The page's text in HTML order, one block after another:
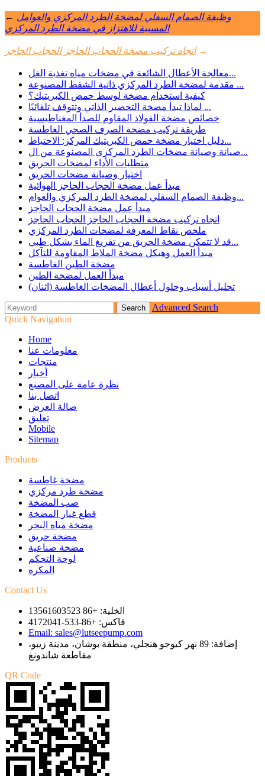
← وظيفة الصمام السفلي لمضخة الطرد المركزي والعوامل
المسببة للاهتزاز في مضخة الطرد المركزي
اتجاه تركيب مضخة الحجاب الحاجز الحجاب الحاجز →
معالجة الأعطال الشائعة في مضخات مياه تغذية الغل...
مقدمة لمضخة الطرد المركزي ذاتية الشفط المصنوعة ...
كيفية استخدام مضخة لوسط حمض الكبريتيك؟
لماذا تبدأ مضخة التحضير الذاتي وتتوقف تلقائيًا ...
خصائص مضخة الفولاذ المقاوم للصدأ المغناطيسية
طريقة تركيب مضخة الصرف الصحي الغاطسة
دليل اختيار مضخة حمض الكبريتيك المركز: الاحتياط...
صيانة وصيانة مضخات الطرد المركزي المصنوعة من ال...
متطلبات الأداء لمضخات الحريق
اختيار وصيانة مضخات الحريق
مبدأ عمل مضخة الحجاب الحاجز الهوائية
وظيفة الصمام السفلي لمضخة الطرد المركزي والعوام...
مبدأ عمل مضخة الحجاب الحاجز
اتجاه تركيب مضخة الحجاب الحاجز الحجاب الحاجز
ملخص نقاط المعرفة لمضخات الطرد المركزي
قد لا تتمكن مضخة الحريق من تفريغ الماء بشكل طبي...
مبدأ العمل وهيكل مضخة الملاط المقاومة للتآكل
مضخة الطين الغاطسة
مبدأ العمل لمضخة الطين
تحليل أسباب وحلول أعطال المضخات الغاطسة (اثنان)
Advanced Search
Quick Navigation
Home
معلومات عنا
منتجات
أخبار
نظرة عامة على المصنع
اتصل بنا
صالة العرض
تعليق
Mobile
Sitemap
Products
مضخة غاطسة
مضخة طرد مركزي
صب المضخة
قطع غيار المضخة
مضخة مياه البحر
مضخة حريق
مضخة صناعية
لوحة التحكم
المكره
Contact Us
الخلية: +86 13561603523
فاكس: +86-533-4172041
Email: sales@lutseepump.com
إضافة: 89 نهر كيوجو هنجلي، منطقة بوشان، مدينة زيبو،
مقاطعة شاندونغ
QR Code